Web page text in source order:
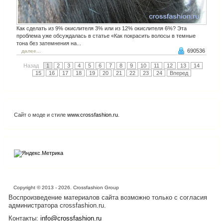
Как сделать из 9% окислителя 3% или из 12% окислителя 6%? Эта
проблема уже обсуждалась в статье «Как покрасить волосы в темные
тона без затемнения на...
далее... 690536
Назад 1 2 3 4 5 6 7 8 9 10 11 12 13
14
15
16 17 18 19 20 21 22 23 24 Вперед
Сайт о моде и стиле www.crossfashion.ru
Copyright © 2013 - 2026. Crossfashion Group
Воспроизведение материалов сайта возможно только с согласия
администратора crossfashion.ru.
Контакты: info@crossfashion.ru